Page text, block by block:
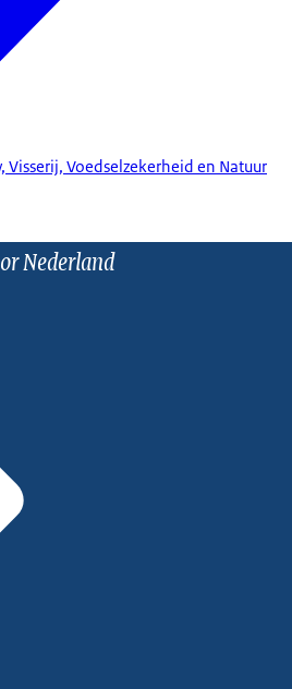
Voedselzekerheid en Natuur
Nederland